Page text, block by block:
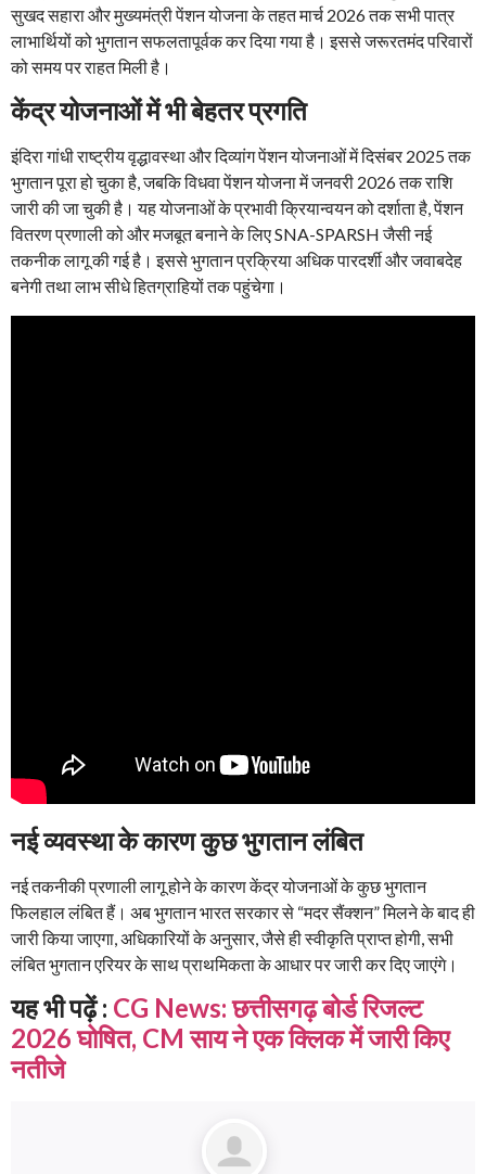
सुखद सहारा और मुख्यमंत्री पेंशन योजना के तहत मार्च 2026 तक सभी पात्र
लाभार्थियों को भुगतान सफलतापूर्वक कर दिया गया है। इससे जरूरतमंद परिवारों
को समय पर राहत मिली है।
केंद्र योजनाओं में भी बेहतर प्रगति
इंदिरा गांधी राष्ट्रीय वृद्धावस्था और दिव्यांग पेंशन योजनाओं में दिसंबर 2025 तक
भुगतान पूरा हो चुका है, जबकि विधवा पेंशन योजना में जनवरी 2026 तक राशि
जारी की जा चुकी है। यह योजनाओं के प्रभावी क्रियान्वयन को दर्शाता है, पेंशन
वितरण प्रणाली को और मजबूत बनाने के लिए SNA-SPARSH जैसी नई
तकनीक लागू की गई है। इससे भुगतान प्रक्रिया अधिक पारदर्शी और जवाबदेह
बनेगी तथा लाभ सीधे हितग्राहियों तक पहुंचेगा।
नई व्यवस्था के कारण कुछ भुगतान लंबित
नई तकनीकी प्रणाली लागू होने के कारण केंद्र योजनाओं के कुछ भुगतान
फिलहाल लंबित हैं। अब भुगतान भारत सरकार से “मदर सैंक्शन” मिलने के बाद ही
जारी किया जाएगा, अधिकारियों के अनुसार, जैसे ही स्वीकृति प्राप्त होगी, सभी
लंबित भुगतान एरियर के साथ प्राथमिकता के आधार पर जारी कर दिए जाएंगे।
यह भी पढ़ें : CG News: छत्तीसगढ़ बोर्ड रिजल्ट
2026 घोषित, CM साय ने एक क्लिक में जारी किए
नतीजे